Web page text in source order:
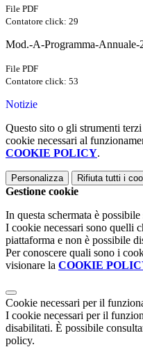
File PDF
Contatore click: 29
Mod.-A-Programma-Annuale-
File PDF
Contatore click: 53
Notizie
Questo sito o gli strumenti
cookie necessari al
COOKIE POLICY.
Personalizza Rifiuta tutti i
Gestione cookie
In questa schermata è
I cookie necessari sono quelli
piattaforma e non è possibile
Per conoscere quali sono i
visionare la COOKIE
Cookie necessari per il
I cookie necessari per il
disabilitati. È possibile
policy.